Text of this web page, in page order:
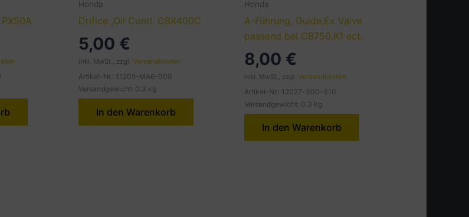
Honda
Drifice ,Oil Contl. CBX400C
5,00 €
inkl. MwSt., zzgl. Versandkosten
Artikel-Nr.: 11205-MA6-000
Versandgewicht: 0.3 kg
In den Warenkorb
Honda
A-Führung, Guide,Ex Valve
passend bei CB750.K1 ect.
8,00 €
inkl. MwSt., zzgl. Versandkosten
Artikel-Nr.: 12027-300-310
Versandgewicht: 0.3 kg
In den Warenkorb